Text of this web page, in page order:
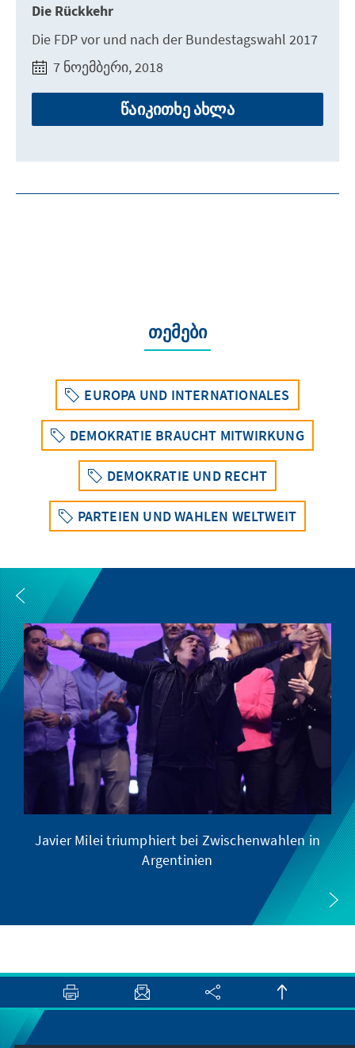
Die Rückkehr
Die FDP vor und nach der Bundestagswahl 2017
7 ნოემბერი, 2018
წაიკითხე ახლა
თემები
EUROPA UND INTERNATIONALES
DEMOKRATIE BRAUCHT MITWIRKUNG
DEMOKRATIE UND RECHT
PARTEIEN UND WAHLEN WELTWEIT
Javier Milei triumphiert bei Zwischenwahlen in
Argentinien